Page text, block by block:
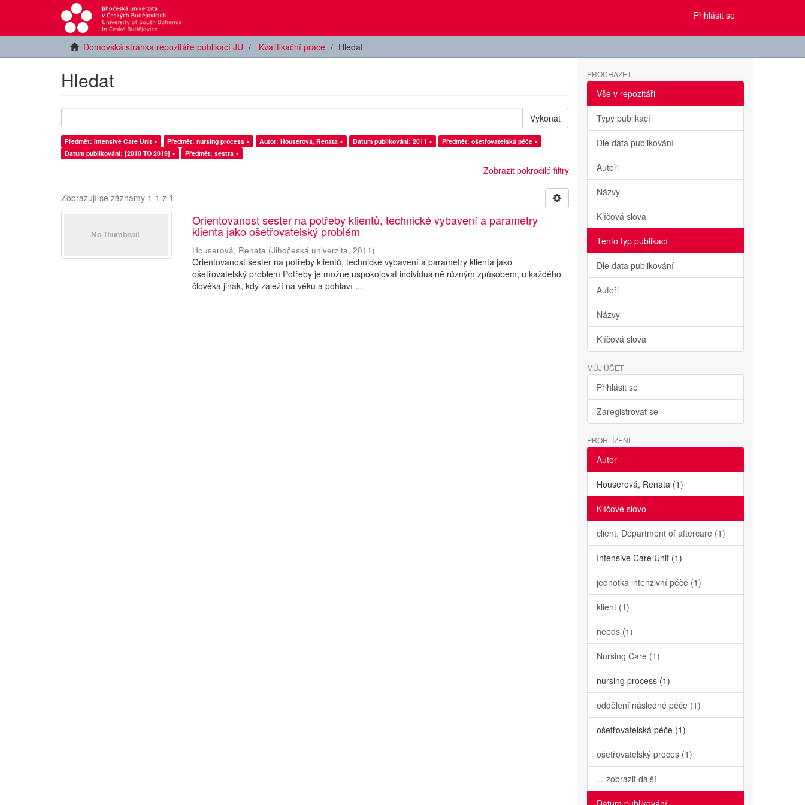
Přihlásit se
Domovská stránka repozitáře publikací JU Kvalifikační práce Hledat
Hledat
Vykonat
Předmět: Intensive Care Unit × Předmět: nursing process × Autor: Houserová, Renata × Datum publikování: 2011 ×
Předmět: ošetřovatelská péče ×
Datum publikování: [2010 TO 2019] ×
Předmět: sestra ×
Zobrazit pokročilé filtry
Zobrazují se záznamy 1-1 z 1
Orientovanost sester na potřeby klientů, technické vybavení a parametry
klienta jako ošetřovatelský problém
Houserová, Renata (Jihočeská univerzita,2011)
Orientovanost sester na potřeby klientů, technické vybavení a parametry klienta jako
ošetřovatelský problém Potřeby je možné uspokojovat individuálně různým způsobem, u každého
člověka jinak, kdy záleží na věku a pohlaví ...
PROCHÁZET
Vše v repozitáři
Typy publikací
Dle data publikování
Autoři
Názvy
Klíčová slova
Tento typ publikací
Dle data publikování
Autoři
Názvy
Klíčová slova
MŮJ ÚČET
Přihlásit se
Zaregistrovat se
PROHLÍŽENÍ
Autor
Houserová, Renata (1)
Klíčové slovo
client. Department of aftercare (1)
Intensive Care Unit (1)
jednotka intenzivní péče (1)
klient (1)
needs (1)
Nursing Care (1)
nursing process (1)
oddělení následné péče (1)
ošetřovatelská péče (1)
ošetřovatelský proces (1)
... zobrazit další